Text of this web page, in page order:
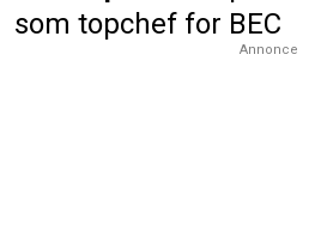
som topchef for BEC
Annonce